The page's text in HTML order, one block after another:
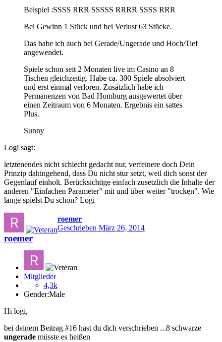
Beispiel :SSSS RRR SSSSS RRRR SSSS RRR
Bei Gewinn 1 Stück und bei Verlust 63 Stücke.
Das habe ich auch bei Gerade/Ungerade und Hoch/Tief
angewendet.
Spiele schon seit 2 Monaten live im Casino an 8
Tischen gleichzeitig. Habe ca. 300 Spiele absolviert
und erst einmal verloren. Zusätzlich habe ich
Permanenzen von Bad Homburg ausgewertet über
einen Zeitraum von 6 Monaten. Ergebnis ein sattes
Plus.
Sunny
Logi sagt:
letztenendes nicht schlecht gedacht nur, verfeinere doch Dein
Prinzip dahingehend, dass Du nicht stur setzt, weil dich sonst der
Gegenlauf einholt. Berücksichtige einfach zusetzlich die Inhalte der
anderen "Einfachen Parameter" mit und über weiter "trocken". Wie
lange spielst Du schon? Logi
roemer
Geschrieben März 26, 2014
roemer
Mitglieder
4,3k
Gender:Male
Hi logi,
bei deinem Beitrag #16 hast du dich verschrieben ...8 schwarze
ungerade müsste es heißen